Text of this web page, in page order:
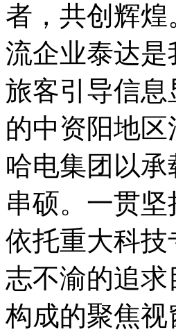
者，共创辉
流企业泰达
旅客引导信
的中资阳地
哈电集团以
串硕。一贯
依托重大科
志不渝的追
构成的聚焦